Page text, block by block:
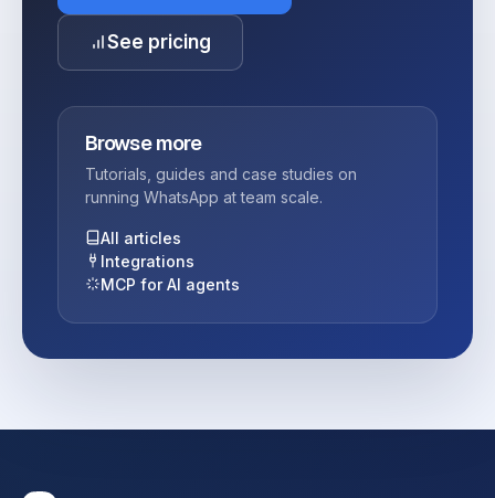
See pricing
Browse more
Tutorials, guides and case studies on
running WhatsApp at team scale.
All articles
Integrations
MCP for AI agents